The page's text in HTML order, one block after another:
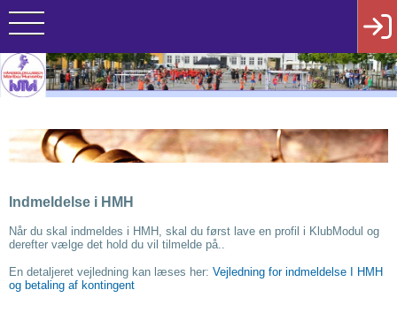
Indmeldelse i HMH
Når du skal indmeldes i HMH, skal du først lave en profil i KlubModul og
derefter vælge det hold du vil tilmelde på..
En detaljeret vejledning kan læses her: Vejledning for indmeldelse I HMH
og betaling af kontingent